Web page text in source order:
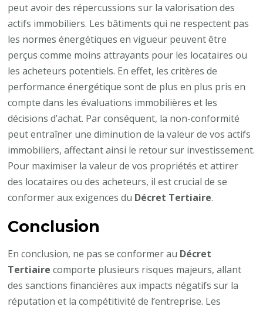
peut avoir des répercussions sur la valorisation des
actifs immobiliers. Les bâtiments qui ne respectent pas
les normes énergétiques en vigueur peuvent être
perçus comme moins attrayants pour les locataires ou
les acheteurs potentiels. En effet, les critères de
performance énergétique sont de plus en plus pris en
compte dans les évaluations immobilières et les
décisions d’achat. Par conséquent, la non-conformité
peut entraîner une diminution de la valeur de vos actifs
immobiliers, affectant ainsi le retour sur investissement.
Pour maximiser la valeur de vos propriétés et attirer
des locataires ou des acheteurs, il est crucial de se
conformer aux exigences du Décret Tertiaire.
Conclusion
En conclusion, ne pas se conformer au Décret
Tertiaire comporte plusieurs risques majeurs, allant
des sanctions financières aux impacts négatifs sur la
réputation et la compétitivité de l’entreprise. Les